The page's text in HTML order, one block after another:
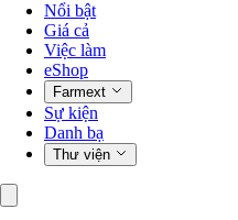
Nổi bật
Giá cả
Việc làm
eShop
Farmext
Sự kiện
Danh bạ
Thư viện